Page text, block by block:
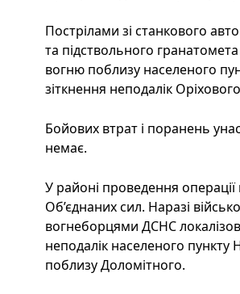
Пострілами зі станкового
та підствольного
вогню поблизу населеного
зіткнення неподалік
Бойових втрат і поранень
немає.
У районі проведення
Об’єднаних сил. Наразі
вогнеборцями ДСНС
неподалік населеного пункту
поблизу Доломітного.